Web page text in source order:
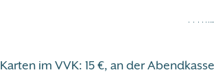
Karten im VVK: 15 €, an der